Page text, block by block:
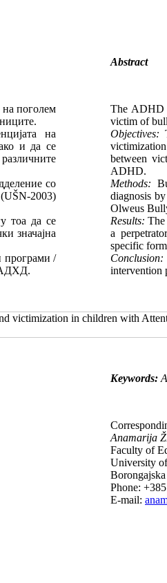
Abstract
поголем
на
и да се
со
2003)
тоа да се
значајна
програми /
АДХД.
The ADHD
victim of
Objectives:
between
ADHD.
Methods:
diagnosis
Olweus
Results: The
a
specific
Conclusion:
intervention
victimization in children with
Keywords:
Anamarija
Faculty of
University
Phone:
Е-mail: